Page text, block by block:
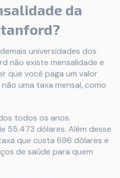
da
universidades dos
não existe mensalidade e
que você paga um valor
uma taxa mensal, como
todos os anos.
55.473 dólares. Além desse
que custa 696 dólares e
de saúde para quem